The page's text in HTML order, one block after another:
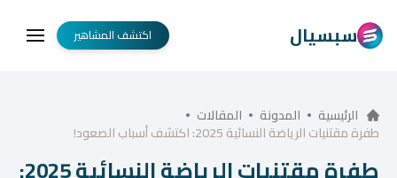
سبسيال اكتشف المشاهير
الرئيسية المدونة المقالات
طفرة مقتنيات الرياضة النسائية 2025: اكتشف أسباب الصعود!